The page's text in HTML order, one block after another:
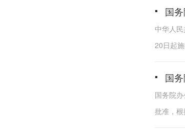
国
中华人
20日起施
国
国务院
批准，